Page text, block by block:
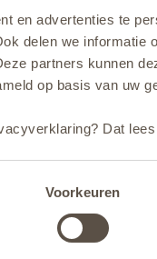
en advertenties te
delen we
partners kunnen
op basis van uw
Dat
Voorkeuren